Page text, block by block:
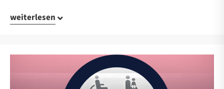
weiterlesen